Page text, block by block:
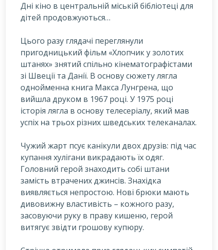
Дні кіно в центральній міській бібліотеці для
дітей продовжуються…
Цього разу глядачі переглянули
пригодницький фільм «Хлопчик у золотих
штанях» знятий спільно кінематографістами
зі Швеції та Данії. В основу сюжету лягла
однойменна книга Макса Лунгрена, що
вийшла друком в 1967 році. У 1975 році
історія лягла в основу телесеріалу, який мав
успіх на трьох різних шведських телеканалах.
Чужий жарт псує канікули двох друзів: під час
купання хулігани викрадають їх одяг.
Головний герой знаходить собі штани
замість втрачених джинсів. Знахідка
виявляється непростою. Нові брюки мають
дивовижну властивість – кожного разу,
засовуючи руку в праву кишеню, герой
витягує звідти грошову купюру.